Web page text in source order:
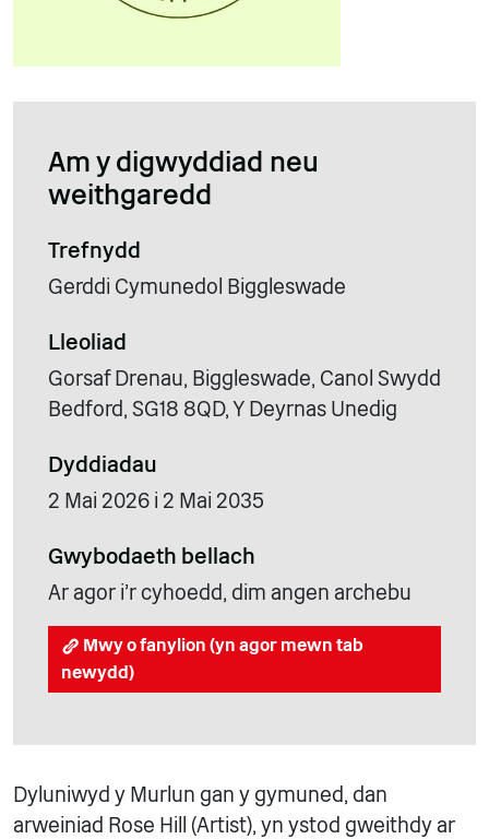
Am y digwyddiad neu
weithgaredd
Trefnydd
Gerddi Cymunedol Biggleswade
Lleoliad
Gorsaf Drenau, Biggleswade, Canol Swydd
Bedford, SG18 8QD, Y Deyrnas Unedig
Dyddiadau
2 Mai 2026 i 2 Mai 2035
Gwybodaeth bellach
Ar agor i'r cyhoedd, dim angen archebu
Mwy o fanylion (yn agor mewn tab
newydd)
Dyluniwyd y Murlun gan y gymuned, dan
arweiniad Rose Hill (Artist), yn ystod gweithdy ar